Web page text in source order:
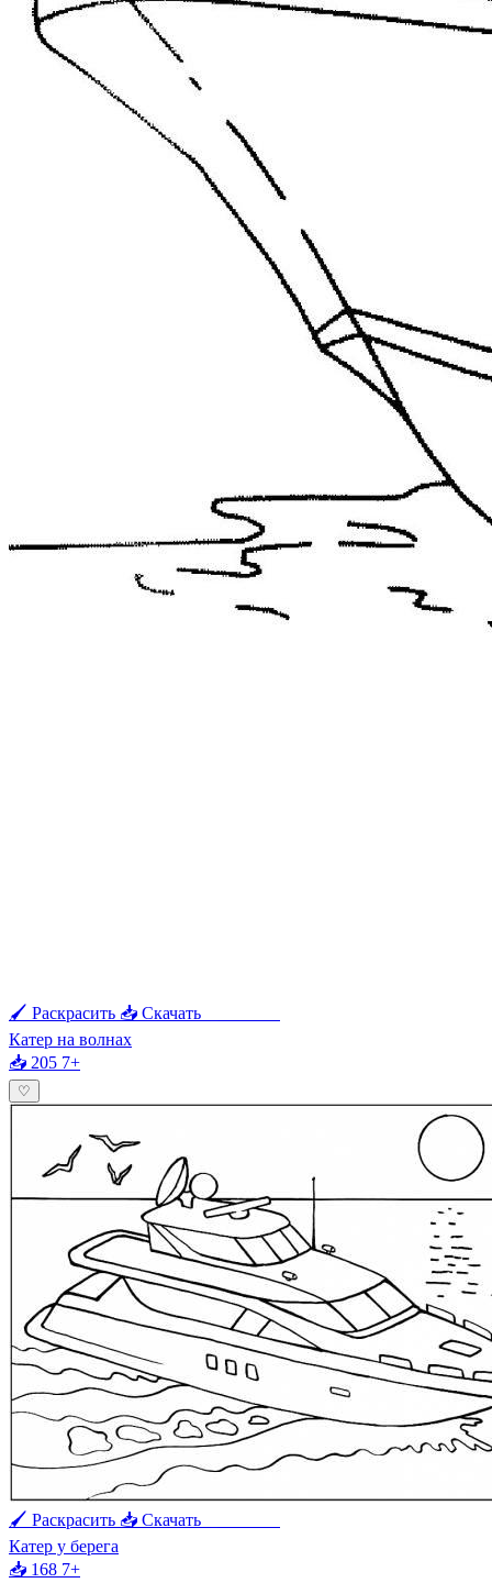
🖌 Раскрасить 📥 Скачать
Катер на волнах
📥 205 7+
♡
🖌 Раскрасить 📥 Скачать
Катер у берега
📥 168 7+